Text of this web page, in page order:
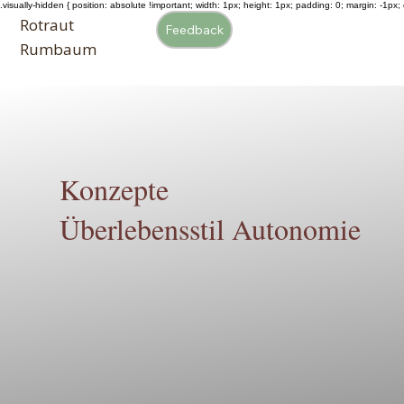
.visually-hidden { position: absolute !important; width: 1px; height: 1px; padding: 0; margin: -
Rotraut
Rumbaum
Feedback
Konzepte
Überlebensstil Autonomie